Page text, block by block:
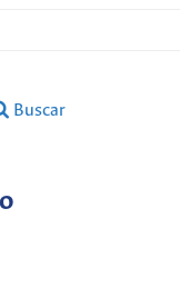
Buscar